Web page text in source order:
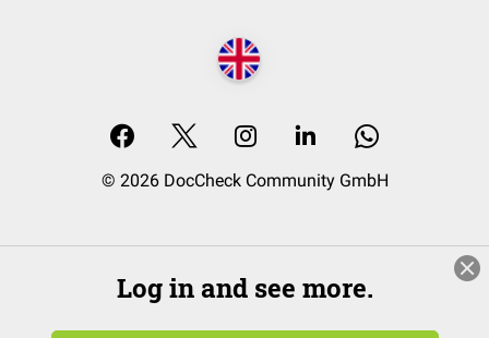
© 2026 DocCheck Community GmbH
Log in and see more.